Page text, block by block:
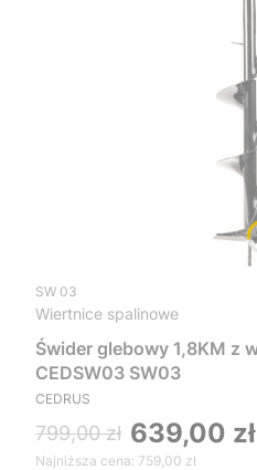
SW 03
Wiertnice spalinowe
Świder glebowy 1,8KM z
CEDSW03 SW03
CEDRUS
799,00 zł 639,00 zł
Najniższa cena: 759,00 zł